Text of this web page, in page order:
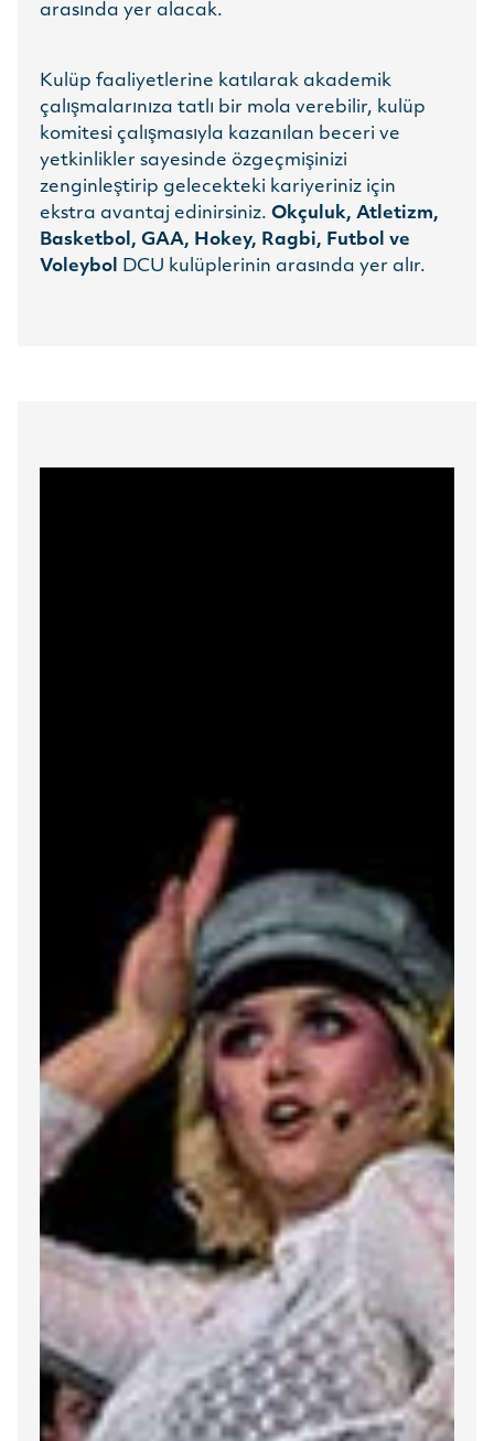
arasında yer alacak.
Kulüp faaliyetlerine katılarak akademik
çalışmalarınıza tatlı bir mola verebilir, kulüp
komitesi çalışmasıyla kazanılan beceri ve
yetkinlikler sayesinde özgeçmişinizi
zenginleştirip gelecekteki kariyeriniz için
ekstra avantaj edinirsiniz. Okçuluk, Atletizm,
Basketbol, GAA, Hokey, Ragbi, Futbol ve
Voleybol
DCU kulüplerinin arasında yer alır.